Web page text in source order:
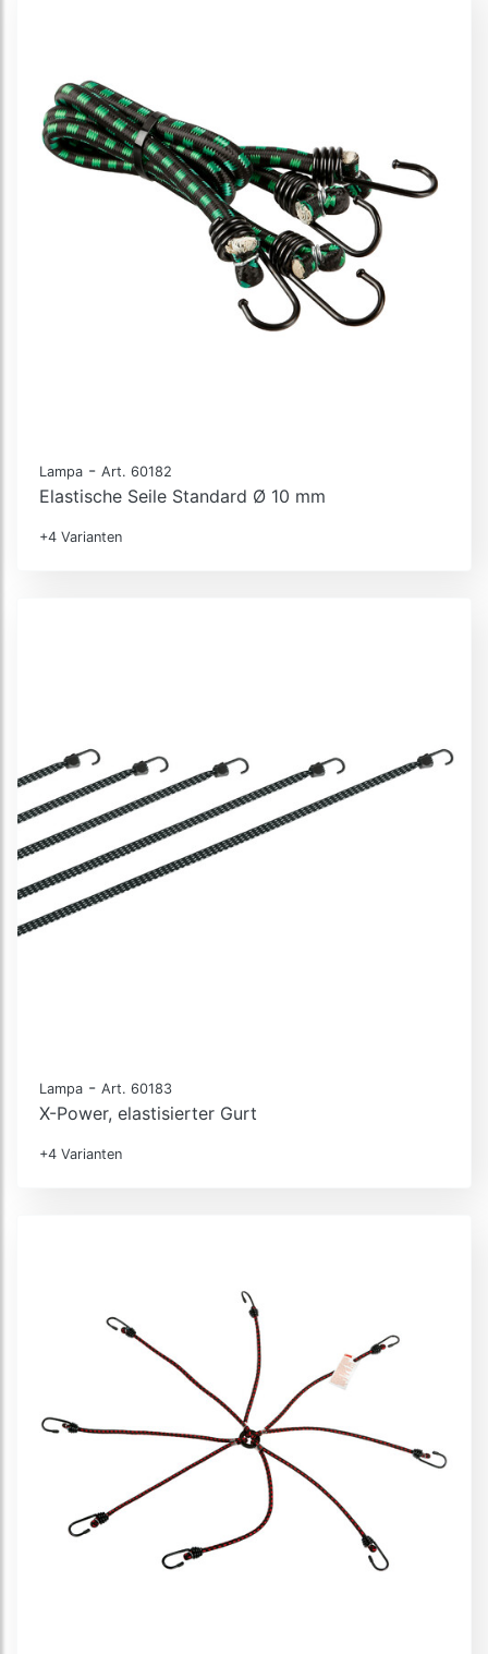
Lampa - Art. 60182
Elastische Seile Standard Ø 10 mm
+4 Varianten
Lampa - Art. 60183
X-Power, elastisierter Gurt
+4 Varianten